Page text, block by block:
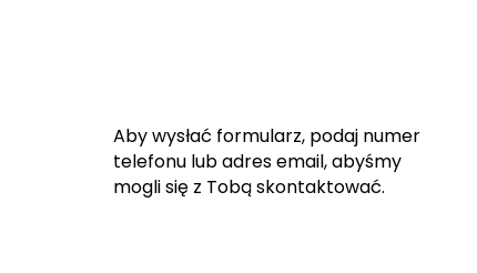
Aby wysłać formularz, podaj numer
telefonu lub adres email, abyśmy
mogli się z Tobą skontaktować.